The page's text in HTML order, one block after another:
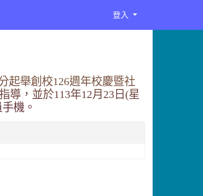
登入
起舉創校126週年校慶暨社
導，並於113年12月23日(星
機。